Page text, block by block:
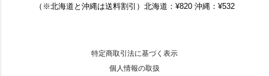
（※北海道と沖縄は送料割引）北海道：¥820 沖縄：¥532
特定商取引法に基づく表示
個人情報の取扱